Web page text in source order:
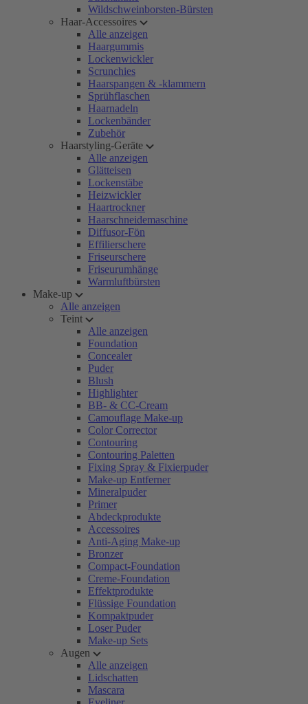
Wildschweinborsten-Bürsten
Haar-Accessoires
Alle anzeigen
Haargummis
Lockenwickler
Scrunchies
Haarspangen & -klammern
Sprühflaschen
Haarnadeln
Lockenbänder
Zubehör
Haarstyling-Geräte
Alle anzeigen
Glätteisen
Lockenstäbe
Heizwickler
Haartrockner
Haarschneidemaschine
Diffusor-Fön
Effilierschere
Friseurschere
Friseurumhänge
Warmluftbürsten
Make-up
Alle anzeigen
Teint
Alle anzeigen
Foundation
Concealer
Puder
Blush
Highlighter
BB- & CC-Cream
Camouflage Make-up
Color Corrector
Contouring
Contouring Paletten
Fixing Spray & Fixierpuder
Make-up Entferner
Mineralpuder
Primer
Abdeckprodukte
Accessoires
Anti-Aging Make-up
Bronzer
Compact-Foundation
Creme-Foundation
Effektprodukte
Flüssige Foundation
Kompaktpuder
Loser Puder
Make-up Sets
Augen
Alle anzeigen
Lidschatten
Mascara